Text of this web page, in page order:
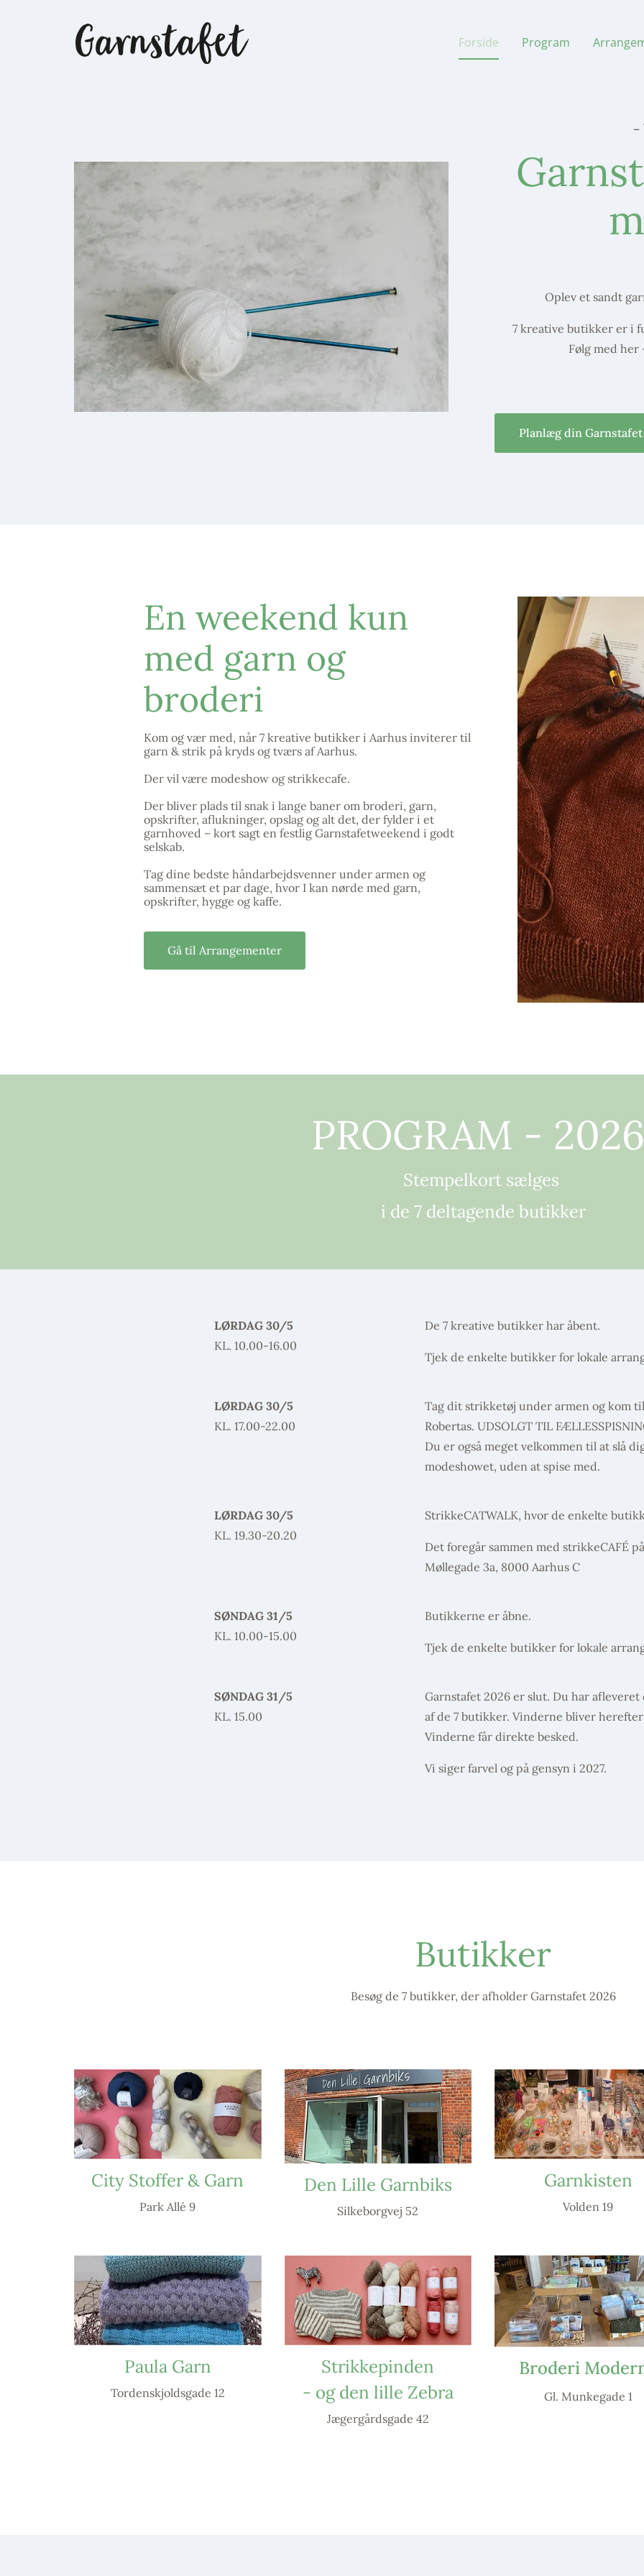
Forside Program
–
Oplev et sandt
7 kreative butikker er i
Følg med
Planlæg din Garnstafet
En weekend kun
med garn og
broderi
Kom og vær med, når 7 kreative butikker i Aarhus inviterer til
garn & strik på kryds og tværs af Aarhus.
Der vil være modeshow og strikkecafe.
Der bliver plads til snak i lange baner om broderi, garn,
opskrifter, aflukninger, opslag og alt det, der fylder i et
garnhoved – kort sagt en festlig Garnstafetweekend i godt
selskab.
Tag dine bedste håndarbejdsvenner under armen og
sammensæt et par dage, hvor I kan nørde med garn,
opskrifter, hygge og kaffe.
Gå til Arrangementer
PROGRAM -
Stempelkort sælges
i de 7 deltagende butikker
LØRDAG 30/5
KL. 10.00-16.00
De 7 kreative butikker har åbent.
Tjek de enkelte butikker for lokale
LØRDAG 30/5
KL. 17.00-22.00
Tag dit strikketøj under armen og kom
Robertas. UDSOLGT TIL
Du er også meget velkommen til at slå
modeshowet, uden at spise med.
LØRDAG 30/5
KL. 19.30-20.20
StrikkeCATWALK, hvor de enkelte
Det foregår sammen med strikkeCAFÉ
Møllegade 3a, 8000 Aarhus C
SØNDAG 31/5
KL. 10.00-15.00
Butikkerne er åbne.
Tjek de enkelte butikker for lokale
SØNDAG 31/5
KL. 15.00
Garnstafet 2026 er slut. Du har
af de 7 butikker. Vinderne bliver
Vinderne får direkte besked.
Vi siger farvel og på gensyn i 2027.
Butikker
Besøg de 7 butikker, der afholder Garnstafet 2026
City Stoffer & Garn
Park Allé 9
Den Lille Garnbiks
Silkeborgvej 52
Garnkisten
Volden 19
Paula Garn
Tordenskjoldsgade 12
Strikkepinden
- og den lille Zebra
Jægergårdsgade 42
Broderi
Gl. Munkegade 1